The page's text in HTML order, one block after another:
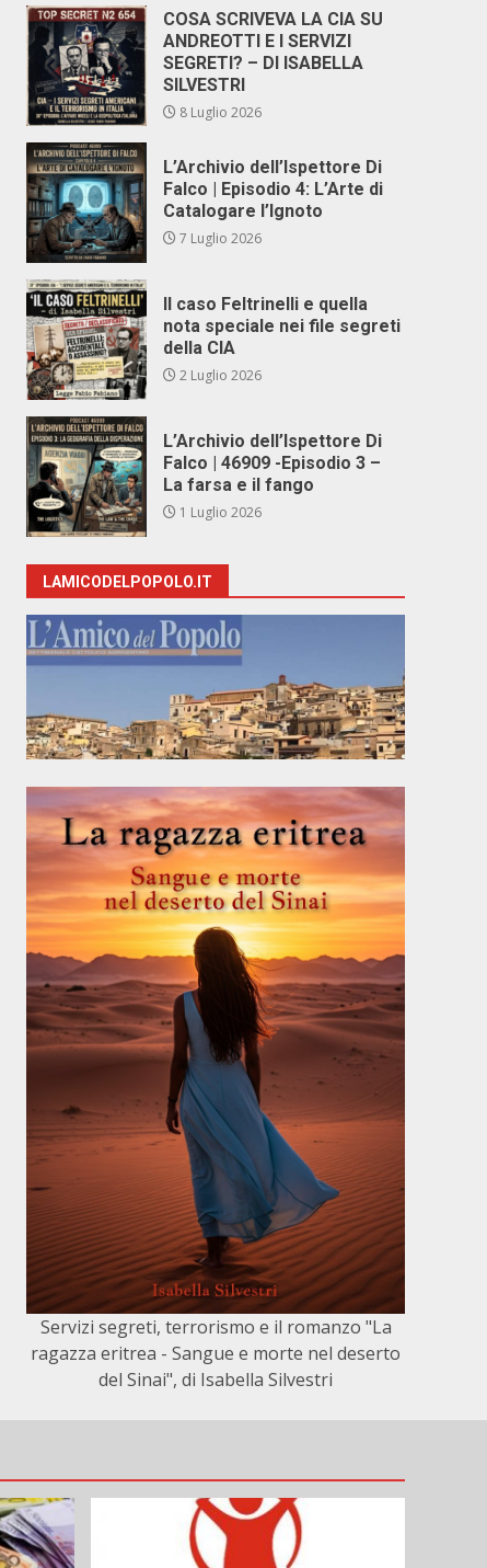
COSA SCRIVEVA LA CIA SU
ANDREOTTI E I SERVIZI
SEGRETI? – DI ISABELLA
SILVESTRI
8 Luglio 2026
L’Archivio dell’Ispettore Di
Falco | Episodio 4: L’Arte di
Catalogare l’Ignoto
7 Luglio 2026
Il caso Feltrinelli e quella
nota speciale nei file segreti
della CIA
2 Luglio 2026
L’Archivio dell’Ispettore Di
Falco | 46909 -Episodio 3 –
La farsa e il fango
1 Luglio 2026
LAMICODELPOPOLO.IT
Servizi segreti, terrorismo e il romanzo "La
ragazza eritrea - Sangue e morte nel deserto
del Sinai", di Isabella Silvestri